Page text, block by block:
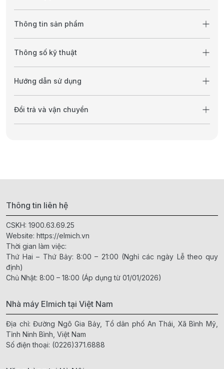
Thông tin sản phẩm
Thông số kỹ thuật
Hướng dẫn sử dụng
Đổi trả và vận chuyển
Thông tin liên hệ
CSKH: 1900.63.69.25
Website: https://elmich.vn
Thời gian làm việc:
Thứ Hai – Thứ Bảy: 8:00 – 21:00 (Nghỉ các ngày Lễ theo quy
định)
Chủ Nhật: 8:00 – 18:00 (Áp dụng từ 01/01/2026)
Nhà máy Elmich tại Việt Nam
Địa chỉ: Đường Ngô Gia Bảy, Tổ dân phố An Thái, Xã Bình Mỹ,
Tỉnh Ninh Bình, Việt Nam
Số điện thoại: (0226)371.6888